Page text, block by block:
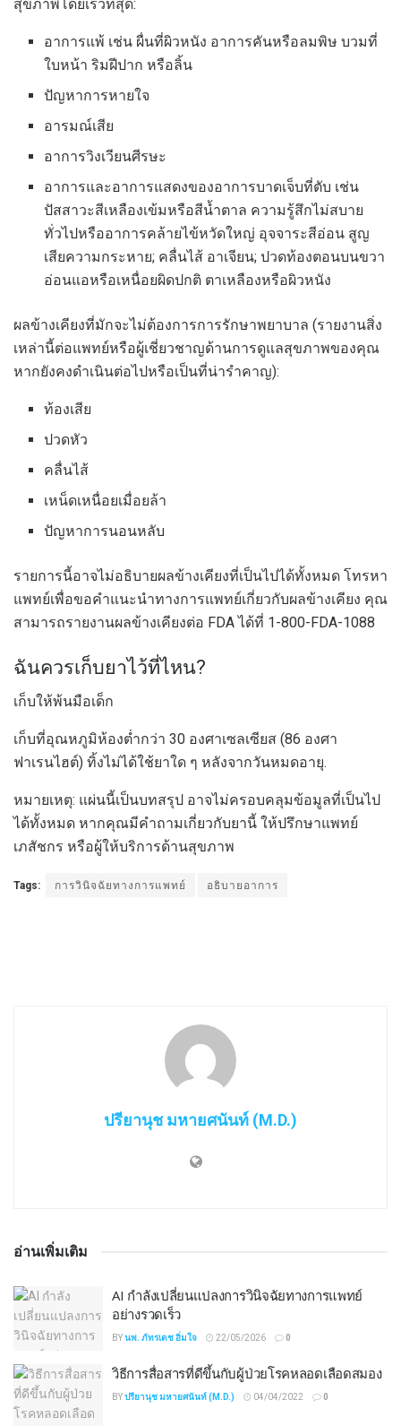
สุขภาพโดยเร็วที่สุด:
อาการแพ้ เช่น ผื่นที่ผิวหนัง อาการคันหรือลมพิษ บวมที่
ใบหน้า ริมฝีปาก หรือลิ้น
ปัญหาการหายใจ
อารมณ์เสีย
อาการวิงเวียนศีรษะ
อาการและอาการแสดงของอาการบาดเจ็บที่ตับ เช่น
ปัสสาวะสีเหลืองเข้มหรือสีน้ำตาล ความรู้สึกไม่สบาย
ทั่วไปหรืออาการคล้ายไข้หวัดใหญ่ อุจจาระสีอ่อน สูญ
เสียความกระหาย; คลื่นไส้ อาเจียน; ปวดท้องตอนบนขวา
อ่อนแอหรือเหนื่อยผิดปกติ ตาเหลืองหรือผิวหนัง
ผลข้างเคียงที่มักจะไม่ต้องการการรักษาพยาบาล (รายงานสิ่ง
เหล่านี้ต่อแพทย์หรือผู้เชี่ยวชาญด้านการดูแลสุขภาพของคุณ
หากยังคงดำเนินต่อไปหรือเป็นที่น่ารำคาญ):
ท้องเสีย
ปวดหัว
คลื่นไส้
เหน็ดเหนื่อยเมื่อยล้า
ปัญหาการนอนหลับ
รายการนี้อาจไม่อธิบายผลข้างเคียงที่เป็นไปได้ทั้งหมด โทรหา
แพทย์เพื่อขอคำแนะนำทางการแพทย์เกี่ยวกับผลข้างเคียง คุณ
สามารถรายงานผลข้างเคียงต่อ FDA ได้ที่ 1-800-FDA-1088
ฉันควรเก็บยาไว้ที่ไหน?
เก็บให้พ้นมือเด็ก
เก็บที่อุณหภูมิห้องต่ำกว่า 30 องศาเซลเซียส (86 องศา
ฟาเรนไฮต์) ทิ้งไม่ได้ใช้ยาใด ๆ หลังจากวันหมดอายุ.
หมายเหตุ: แผ่นนี้เป็นบทสรุป อาจไม่ครอบคลุมข้อมูลที่เป็นไป
ได้ทั้งหมด หากคุณมีคำถามเกี่ยวกับยานี้ ให้ปรึกษาแพทย์
เภสัชกร หรือผู้ให้บริการด้านสุขภาพ
Tags: การวินิจฉัยทางการแพทย์ อธิบายอาการ
ปรียานุช มหายศนันท์ (M.D.)
อ่านเพิ่มเติม
AI กำลังเปลี่ยนแปลงการวินิจฉัยทางการแพทย์
อย่างรวดเร็ว
BYนพ. ภัทรเดช อิ่มใจ 22/05/2026 0
วิธีการสื่อสารที่ดีขึ้นกับผู้ป่วยโรคหลอดเลือดสมอง
BYปรียานุช มหายศนันท์ (M.D.) 04/04/2022 0